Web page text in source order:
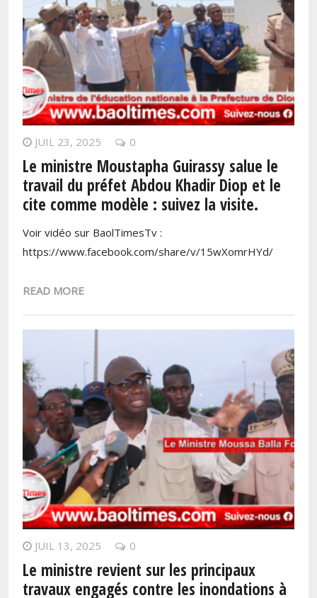
JUIL 23, 2025 0
Le ministre Moustapha Guirassy salue le
travail du préfet Abdou Khadir Diop et le
cite comme modèle : suivez la visite.
Voir vidéo sur BaolTimesTv :
https://www.facebook.com/share/v/15wXomrHYd/
READ MORE
JUIL 13, 2025 0
Le ministre revient sur les principaux
travaux engagés contre les inondations à